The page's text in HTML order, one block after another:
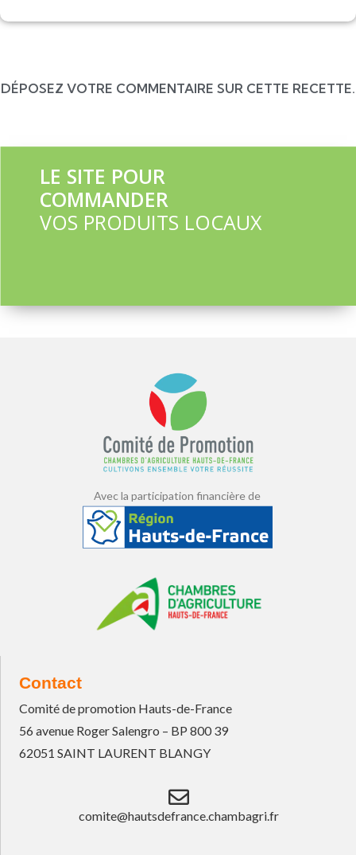
DÉPOSEZ VOTRE COMMENTAIRE SUR CETTE RECETTE.
LE SITE POUR
COMMANDER
VOS PRODUITS LOCAUX
Avec la participation financière de
Contact
Comité de promotion Hauts-de-France
56 avenue Roger Salengro – BP 800 39
62051 SAINT LAURENT BLANGY
comite@hautsdefrance.chambagri.fr